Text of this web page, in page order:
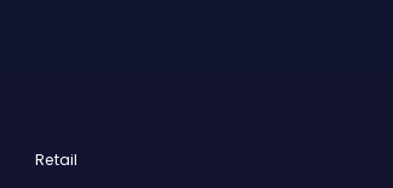
Retail